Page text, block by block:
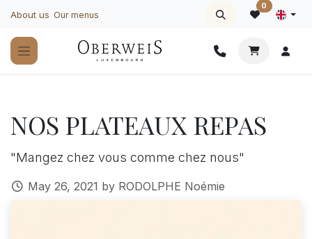
About us Our menus
0
NOS PLATEAUX REPAS
"Mangez chez vous comme chez nous"
May 26, 2021 by RODOLPHE Noémie